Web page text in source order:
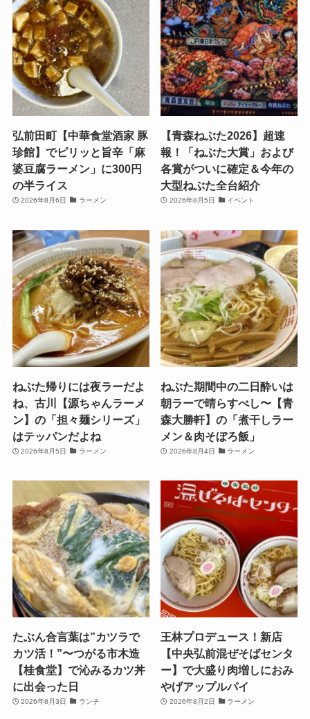
弘前田町【中華食堂酒家 豚
珍館】でピリッと旨辛「麻
婆豆腐ラーメン」に300円
の半ライス
2026年8月6日 ラーメン
【青森ねぶた2026】超速
報！「ねぶた大賞」および
各賞がついに確定＆今年の
大型ねぶた全台紹介
2026年8月5日 イベント
ねぶた帰りには夜ラーだよ
ね、古川【源ちゃんラーメ
ン】の「担々麺シリーズ」
はテッパンだよね
2026年8月5日 ラーメン
ねぶた期間中の二日酔いは
朝ラーで晴らすべし〜【青
森大勝軒】の「煮干しラー
メン＆肉そぼろ飯」
2026年8月4日 ラーメン
たぶん合言葉は”カツラで
カツ活！”〜つがる市木造
【桂食堂】で沁みるカツ丼
に出会った日
2026年8月3日 ランチ
王林プロデュース！新店
【中央弘前混ぜそばセンタ
ー】で大盛り肉増しにおみ
やげアップルパイ
2026年8月2日 ラーメン